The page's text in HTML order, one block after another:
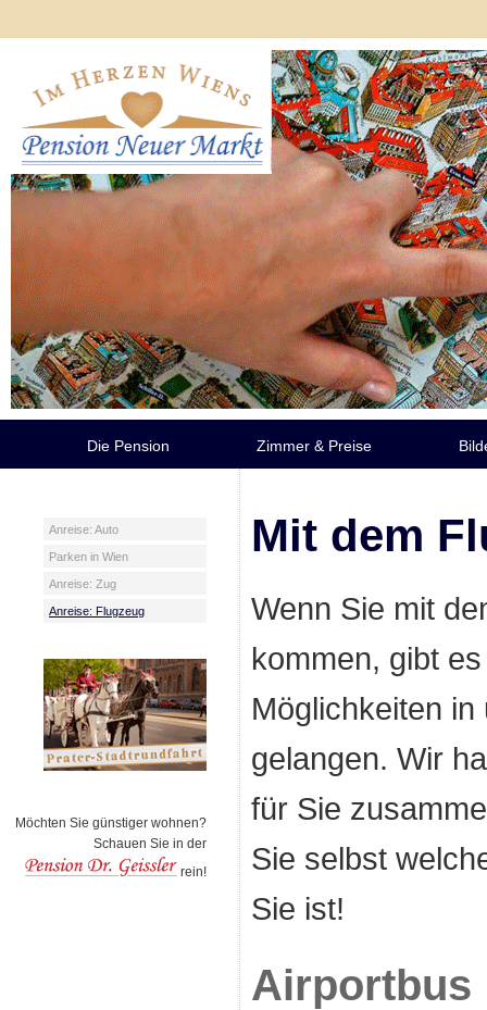
Die Pension Zimmer & Preise
Anreise: Auto
Parken in Wien
Anreise: Zug
Anreise: Flugzeug
Möchten Sie günstiger wohnen?
Schauen Sie in der
rein!
Mit dem
Wenn Sie mit
kommen, gibt
Möglichkeiten
gelangen. Wir
für Sie
Sie selbst
Sie ist!
Airportbus